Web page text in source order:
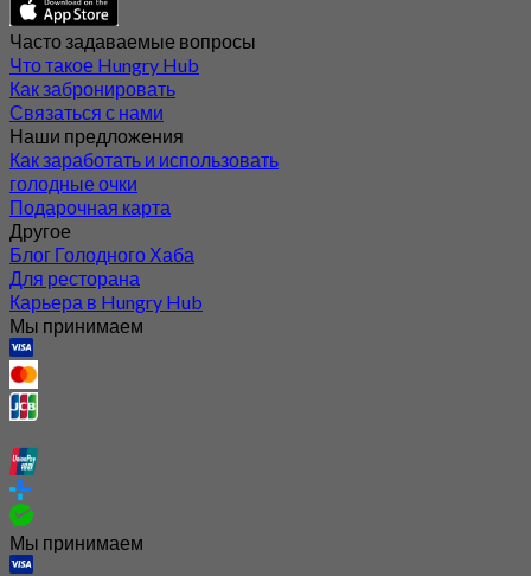
Часто задаваемые вопросы
Что такое Hungry Hub
Как забронировать
Связаться с нами
Наши предложения
Как заработать и использовать
голодные очки
Подарочная карта
Другое
Блог Голодного Хаба
Для ресторана
Карьера в Hungry Hub
Мы принимаем
Мы принимаем